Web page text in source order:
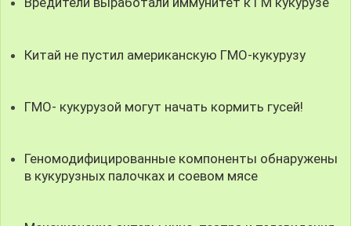
Китай не пустил американскую ГМО-кукурузу
ГМО- кукурузой могут начать кормить гусей!
Геномодифицированные компоненты обнаружены
в кукурузных палочках и соевом мясе